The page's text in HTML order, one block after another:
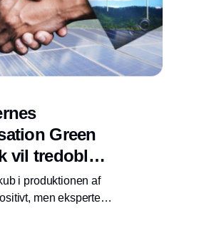
Green
vil tredoble
af
i produktionen af
men eksperter